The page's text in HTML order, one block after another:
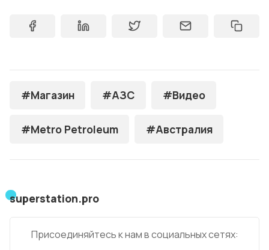
#Магазин #АЗС #Видео
#Metro Petroleum #Австралия
superstation.pro
Присоединяйтесь к нам в социальных сетях: